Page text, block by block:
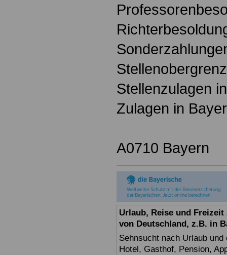
Stellenzulagen
Zulagen in
A0710 Bayern
Urlaub, Reise und
von Deutschland, z.B. in
Sehnsucht nach Urlaub
Hotel, Gasthof, Pension,